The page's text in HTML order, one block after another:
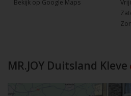
Bekijk op Google Maps
MR.JOY Duitsland Kleve